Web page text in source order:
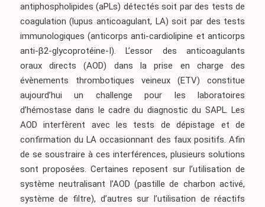
antiphospholipides (aPLs) détectés soit par des tests de
coagulation (lupus anticoagulant, LA) soit par des tests
immunologiques (anticorps anti-cardiolipine et anticorps
anti-β2-glycoprotéine-I). L’essor des anticoagulants
oraux directs (AOD) dans la prise en charge des
évènements thrombotiques veineux (ETV) constitue
aujourd’hui un challenge pour les laboratoires
d’hémostase dans le cadre du diagnostic du SAPL. Les
AOD interfèrent avec les tests de dépistage et de
confirmation du LA occasionnant des faux positifs. Afin
de se soustraire à ces interférences, plusieurs solutions
sont proposées. Certaines reposent sur l’utilisation de
système neutralisant l’AOD (pastille de charbon activé,
système de filtre), d’autres sur l’utilisation de réactifs